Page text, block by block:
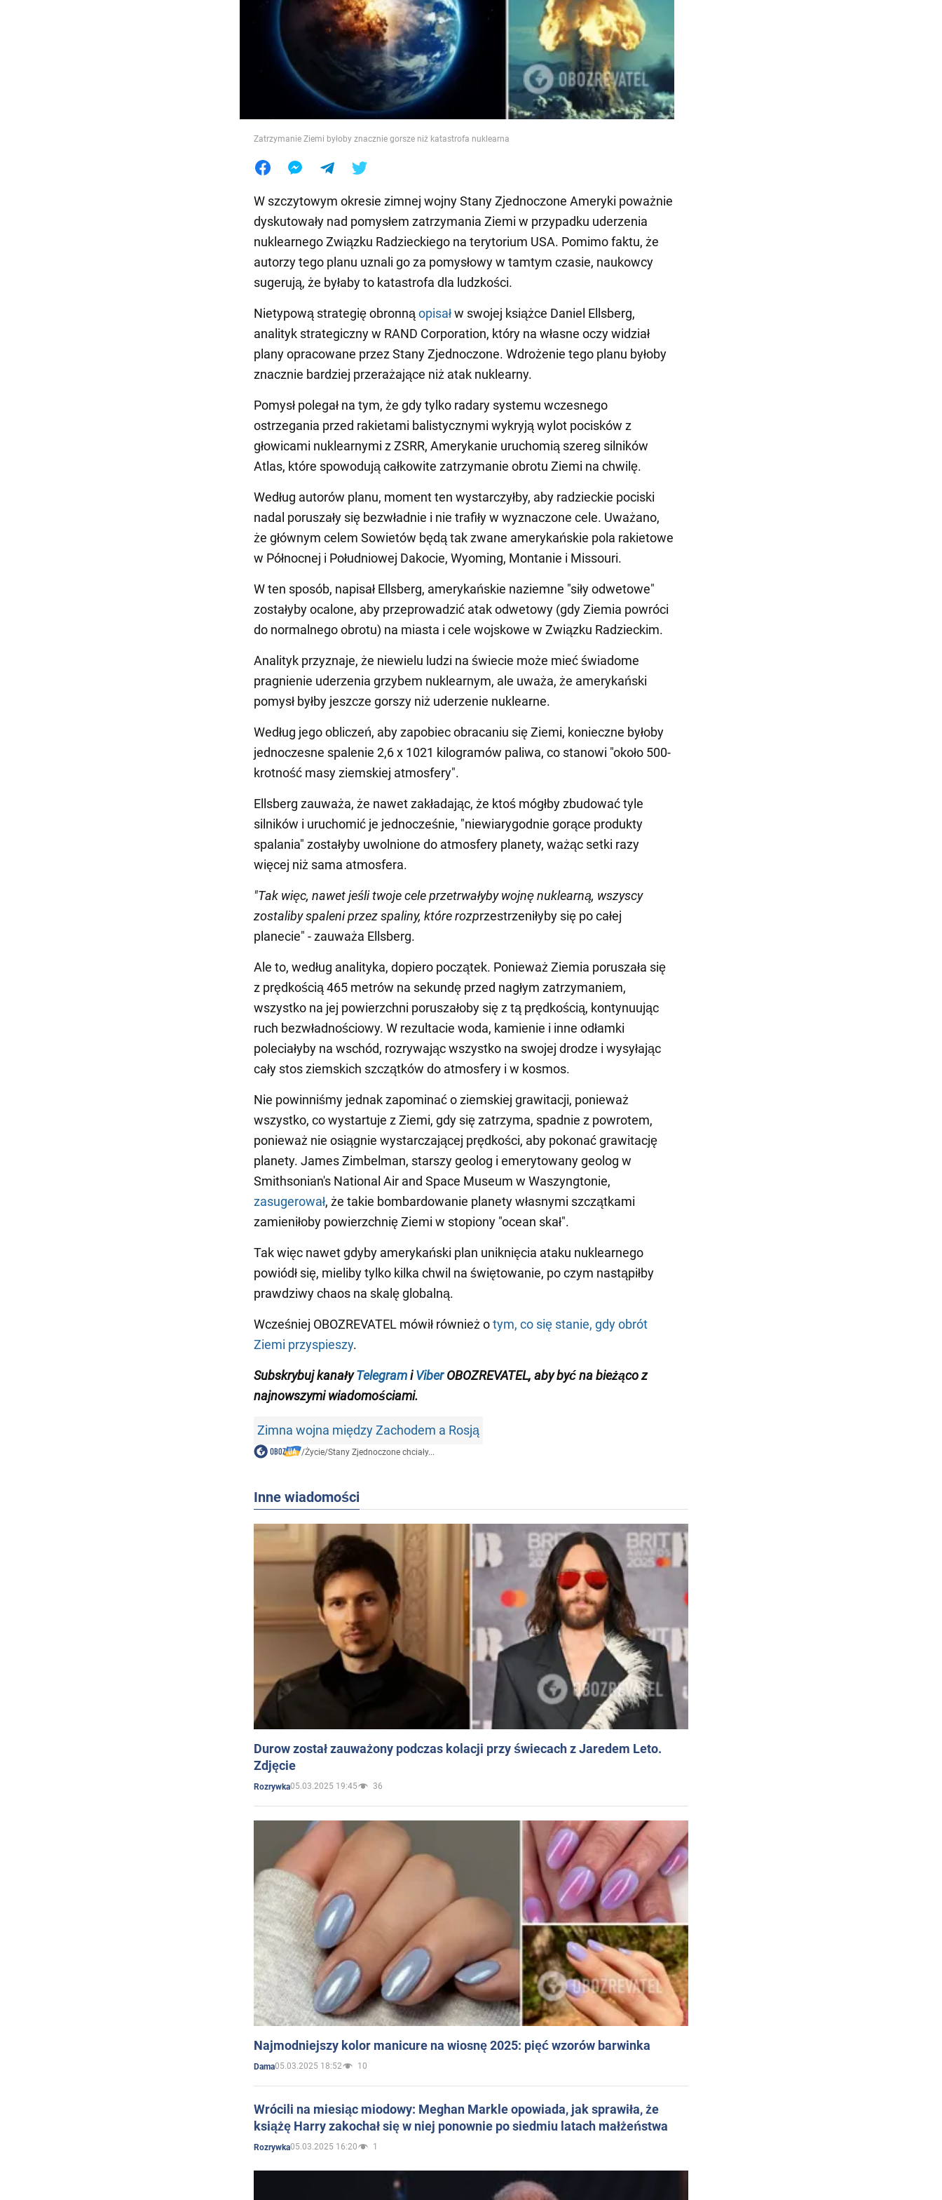
Jedzenie
Zatrzymanie Ziemi byłoby znacznie gorsze niż katastrofa nuklearna
W szczytowym okresie zimnej wojny Stany Zjednoczone Ameryki poważnie
dyskutowały nad pomysłem zatrzymania Ziemi w przypadku uderzenia
nuklearnego Związku Radzieckiego na terytorium USA. Pomimo faktu, że
autorzy tego planu uznali go za pomysłowy w tamtym czasie, naukowcy
sugerują, że byłaby to katastrofa dla ludzkości.
Nietypową strategię obronnąopisałw swojej książce Daniel Ellsberg,
analityk strategiczny w RAND Corporation, który na własne oczy widział
plany opracowane przez Stany Zjednoczone. Wdrożenie tego planu byłoby
znacznie bardziej przerażające niż atak nuklearny.
Pomysł polegał na tym, że gdy tylko radary systemu wczesnego
ostrzegania przed rakietami balistycznymi wykryją wylot pocisków z
głowicami nuklearnymi z ZSRR, Amerykanie uruchomią szereg silników
Atlas, które spowodują całkowite zatrzymanie obrotu Ziemi na chwilę.
Według autorów planu, moment ten wystarczyłby, aby radzieckie pociski
nadal poruszały się bezwładnie i nie trafiły w wyznaczone cele. Uważano,
że głównym celem Sowietów będą tak zwane amerykańskie pola rakietowe
w Północnej i Południowej Dakocie, Wyoming, Montanie i Missouri.
W ten sposób, napisał Ellsberg, amerykańskie naziemne "siły odwetowe"
zostałyby ocalone, aby przeprowadzić atak odwetowy (gdy Ziemia powróci
do normalnego obrotu) na miasta i cele wojskowe w Związku Radzieckim.
Analityk przyznaje, że niewielu ludzi na świecie może mieć świadome
pragnienie uderzenia grzybem nuklearnym, ale uważa, że amerykański
pomysł byłby jeszcze gorszy niż uderzenie nuklearne.
Według jego obliczeń, aby zapobiec obracaniu się Ziemi, konieczne byłoby
jednoczesne spalenie 2,6 x 1021 kilogramów paliwa, co stanowi "około 500-
krotność masy ziemskiej atmosfery".
Ellsberg zauważa, że nawet zakładając, że ktoś mógłby zbudować tyle
silników i uruchomić je jednocześnie, "niewiarygodnie gorące produkty
spalania" zostałyby uwolnione do atmosfery planety, ważąc setki razy
więcej niż sama atmosfera.
"Tak więc, nawet jeśli twoje cele przetrwałyby wojnę nuklearną, wszyscy
zostaliby spaleni przez spaliny, które rozprzestrzeniłyby się po całej
planecie" - zauważa Ellsberg.
Ale to, według analityka, dopiero początek. Ponieważ Ziemia poruszała się
z prędkością 465 metrów na sekundę przed nagłym zatrzymaniem,
wszystko na jej powierzchni poruszałoby się z tą prędkością, kontynuując
ruch bezwładnościowy. W rezultacie woda, kamienie i inne odłamki
poleciałyby na wschód, rozrywając wszystko na swojej drodze i wysyłając
cały stos ziemskich szczątków do atmosfery i w kosmos.
Nie powinniśmy jednak zapominać o ziemskiej grawitacji, ponieważ
wszystko, co wystartuje z Ziemi, gdy się zatrzyma, spadnie z powrotem,
ponieważ nie osiągnie wystarczającej prędkości, aby pokonać grawitację
planety. James Zimbelman, starszy geolog i emerytowany geolog w
Smithsonian's National Air and Space Museum w Waszyngtonie,
zasugerował, że takie bombardowanie planety własnymi szczątkami
zamieniłoby powierzchnię Ziemi w stopiony "ocean skał".
Tak więc nawet gdyby amerykański plan uniknięcia ataku nuklearnego
powiódł się, mieliby tylko kilka chwil na świętowanie, po czym nastąpiłby
prawdziwy chaos na skalę globalną.
Wcześniej OBOZREVATEL mówił również otym, co się stanie, gdy obrót
Ziemi przyspieszy.
Subskrybuj kanałyTelegramiViberOBOZREVATEL, aby być na bieżąco z
najnowszymi wiadomościami.
Zimna wojna między Zachodem a Rosją
/Życie/Stany Zjednoczone chciały...
Inne wiadomości
Durow został zauważony podczas kolacji przy świecach z Jaredem Leto.
Zdjęcie
Rozrywka05.03.2025 19:45 36
Najmodniejszy kolor manicure na wiosnę 2025: pięć wzorów barwinka
Dama05.03.2025 18:52 10
Wrócili na miesiąc miodowy: Meghan Markle opowiada, jak sprawiła, że
książę Harry zakochał się w niej ponownie po siedmiu latach małżeństwa
Rozrywka05.03.2025 16:20 1